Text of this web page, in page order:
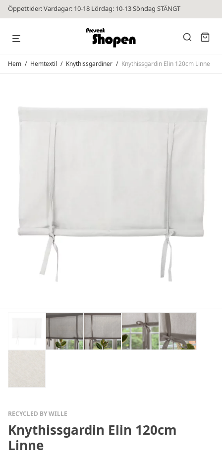
Öppettider: Vardagar: 10-18 Lördag: 10-13 Söndag STÄNGT
Hem / Hemtextil / Knythissgardiner / Knythissgardin Elin 120cm Linne
RECYCLED BY WILLE
Knythissgardin Elin 120cm
Linne